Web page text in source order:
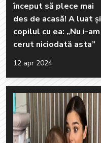
început să plece mai
des de acasă! A luat și
copilul cu ea: „Nu i-am
cerut niciodată asta”
12 apr 2024